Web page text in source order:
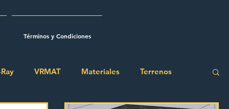
Términos y Condiciones
VRMAT Materiales Terrenos